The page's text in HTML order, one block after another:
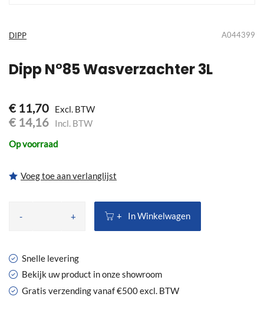
DIPP A044399
Dipp N°85 Wasverzachter 3L
€ 14,16
€ 11,70
Op voorraad
Voeg toe aan verlanglijst
- + In Winkelwagen
Snelle levering
Bekijk uw product in onze showroom
Gratis verzending vanaf €500 excl. BTW
begin
de
afbeeldingen-